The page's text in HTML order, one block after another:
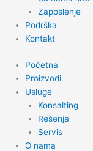
Zaposlenje
Podrška
Kontakt
Početna
Proizvodi
Usluge
Konsalting
Rešenja
Servis
O nama